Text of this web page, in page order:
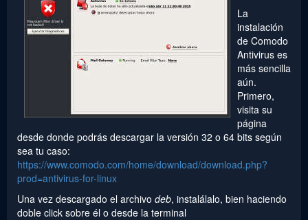
La
instalación
de Comodo
Antivirus es
más sencilla
aún.
Primero,
visita su
página
desde donde podrás descargar la versión 32 o 64 bits según
sea tu caso:
https://www.comodo.com/home/download/download.php?
prod=antivirus-for-linux
Una vez descargado el archivo deb, instalálalo, bien haciendo
doble click sobre él o desde la terminal